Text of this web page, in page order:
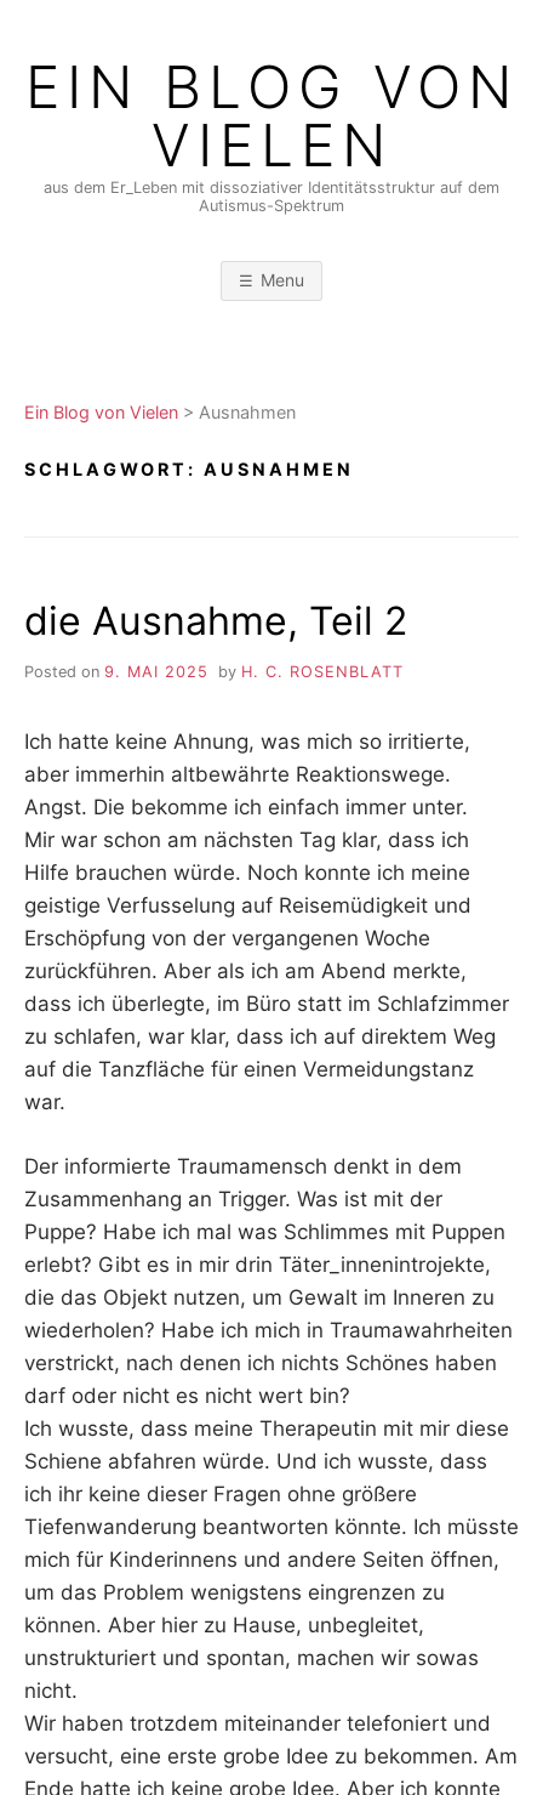
contentEIN BLOG VON
VIELEN
aus dem Er_Leben mit dissoziativer Identitätsstruktur auf dem
Autismus-Spektrum
Menu
Ein Blog von Vielen > Ausnahmen
SCHLAGWORT: AUSNAHMEN
die Ausnahme, Teil 2
Posted on 9. MAI 2025 by H. C. ROSENBLATT
Ich hatte keine Ahnung, was mich so irritierte,
aber immerhin altbewährte Reaktionswege.
Angst. Die bekomme ich einfach immer unter.
Mir war schon am nächsten Tag klar, dass ich
Hilfe brauchen würde. Noch konnte ich meine
geistige Verfusselung auf Reisemüdigkeit und
Erschöpfung von der vergangenen Woche
zurückführen. Aber als ich am Abend merkte,
dass ich überlegte, im Büro statt im Schlafzimmer
zu schlafen, war klar, dass ich auf direktem Weg
auf die Tanzfläche für einen Vermeidungstanz
war.
Der informierte Traumamensch denkt in dem
Zusammenhang an Trigger. Was ist mit der
Puppe? Habe ich mal was Schlimmes mit Puppen
erlebt? Gibt es in mir drin Täter_innenintrojekte,
die das Objekt nutzen, um Gewalt im Inneren zu
wiederholen? Habe ich mich in Traumawahrheiten
verstrickt, nach denen ich nichts Schönes haben
darf oder nicht es nicht wert bin?
Ich wusste, dass meine Therapeutin mit mir diese
Schiene abfahren würde. Und ich wusste, dass
ich ihr keine dieser Fragen ohne größere
Tiefenwanderung beantworten könnte. Ich müsste
mich für Kinderinnens und andere Seiten öffnen,
um das Problem wenigstens eingrenzen zu
können. Aber hier zu Hause, unbegleitet,
unstrukturiert und spontan, machen wir sowas
nicht.
Wir haben trotzdem miteinander telefoniert und
versucht, eine erste grobe Idee zu bekommen. Am
Ende hatte ich keine grobe Idee. Aber ich konnte